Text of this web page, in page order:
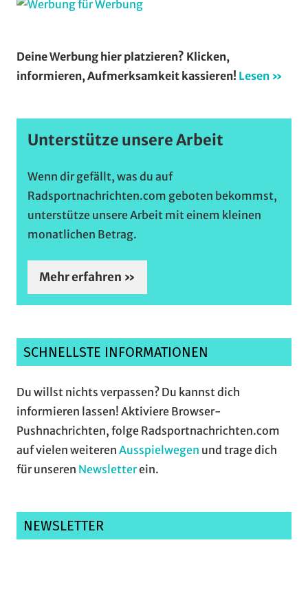
Deine Werbung hier platzieren? Klicken,
informieren, Aufmerksamkeit kassieren! Lesen »
Unterstütze unsere Arbeit
Wenn dir gefällt, was du auf
Radsportnachrichten.com geboten bekommst,
unterstütze unsere Arbeit mit einem kleinen
monatlichen Betrag.
Mehr erfahren »
SCHNELLSTE INFORMATIONEN
Du willst nichts verpassen? Du kannst dich
informieren lassen! Aktiviere Browser-
Pushnachrichten, folge Radsportnachrichten.com
auf vielen weiteren Ausspielwegen und trage dich
für unseren Newsletterein.
NEWSLETTER